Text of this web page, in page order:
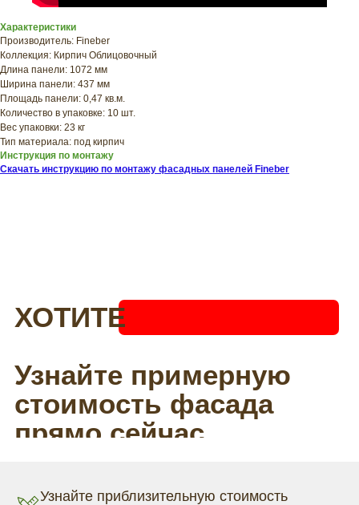
Характеристики
Производитель: Fineber
Коллекция: Кирпич Облицовочный
Длина панели: 1072 мм
Ширина панели: 437 мм
Площадь панели: 0,47 кв.м.
Количество в упаковке: 10 шт.
Вес упаковки: 23 кг
Тип материала: под кирпич
Инструкция по монтажу
Скачать инструкцию по монтажу фасадных панелей Fineber
Узнайте приблизительную стоимость